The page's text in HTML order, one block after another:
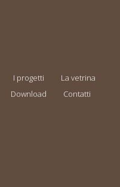
I progetti
La vetrina
Download Contatti